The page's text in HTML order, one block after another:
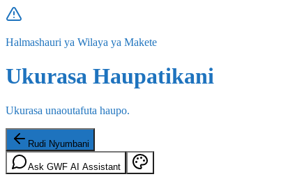
Halmashauri ya Wilaya ya Makete
Ukurasa Haupatikani
Ukurasa unaoutafuta haupo.
Rudi Nyumbani
Ask GWF AI Assistant